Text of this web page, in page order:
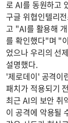
로 AI를 동원하고
구글 위협인텔리
고 "AI를 활용해
를 확인했다"며 "
었으나 우리의 선
설명했다.
'제로데이' 공격이
패치가 적용되기
최근 AI의 보안 취
이 공격에 악용될